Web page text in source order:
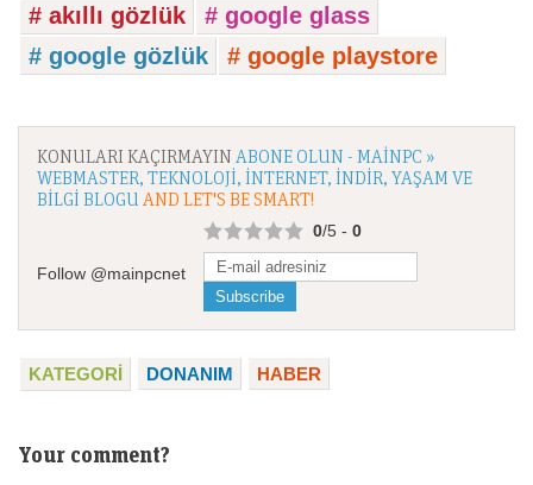
# akıllı gözlük
# google glass
# google gözlük
# google playstore
KONULARI KAÇIRMAYIN ABONE OLUN - MAINPC »
WEBMASTER, TEKNOLOJI, İNTERNET, İNDIR, YAŞAM VE
BILGI BLOGU AND LET'S BE SMART!
Follow @mainpcnet
0/5 - 0
KATEGORI DONANIM HABER
Your comment?